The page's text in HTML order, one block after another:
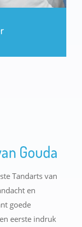
Gouda
Tandarts van
en
goede
eerste indruk